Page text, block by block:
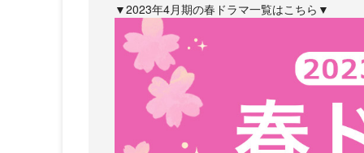
▼2023年4月期の春ドラマ一覧はこちら▼